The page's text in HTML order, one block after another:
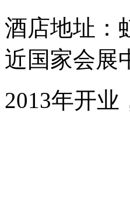
酒店地址：
近国家会展
2013年开